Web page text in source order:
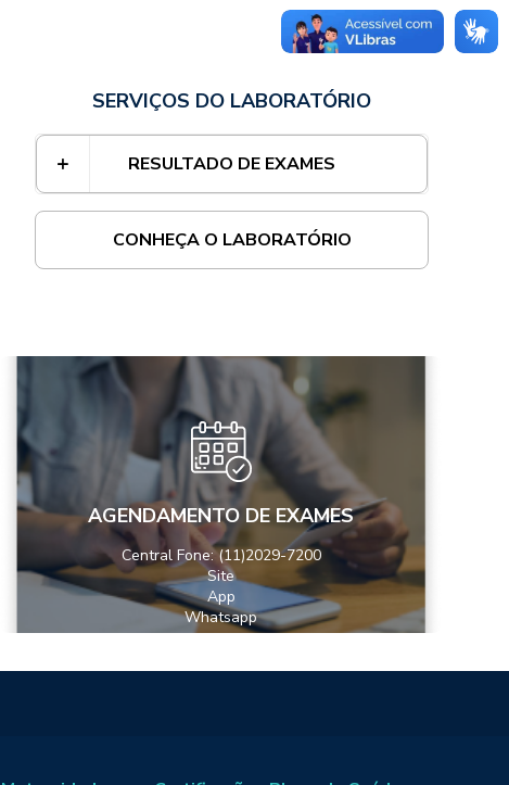
SERVIÇOS DO LABORATÓRIO
RESULTADO DE EXAMES
CONHEÇA O LABORATÓRIO
AGENDAMENTO DE EXAMES
Central Fone: (11)2029-7200
Site
App
Whatsapp